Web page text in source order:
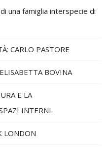
una famiglia interspecie di
CARLO PASTORE
BOVINA
E LA
INTERNI.
LONDON